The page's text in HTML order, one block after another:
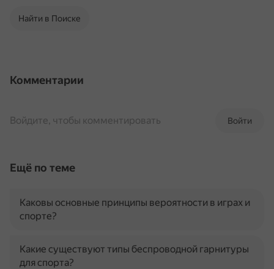
Найти в Поиске
Комментарии
Войти
Войдите, чтобы комментировать
Ещё по теме
Каковы основные принципы вероятности в играх и
спорте?
Какие существуют типы беспроводной гарнитуры
для спорта?